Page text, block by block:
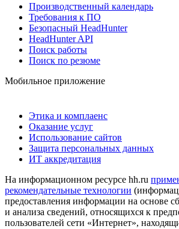
Производственный календарь
Требования к ПО
Безопасный HeadHunter
HeadHunter API
Поиск работы
Поиск по резюме
Мобильное приложение
Этика и комплаенс
Оказание услуг
Использование сайтов
Защита персональных данных
ИТ аккредитация
На информационном ресурсе hh.ru
рекомендательные технологии
предоставления информации на основе
и анализа сведений, относящихся к
пользователей сети «Интернет»,